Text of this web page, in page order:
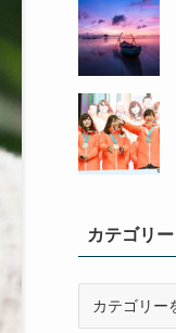
カテゴリー